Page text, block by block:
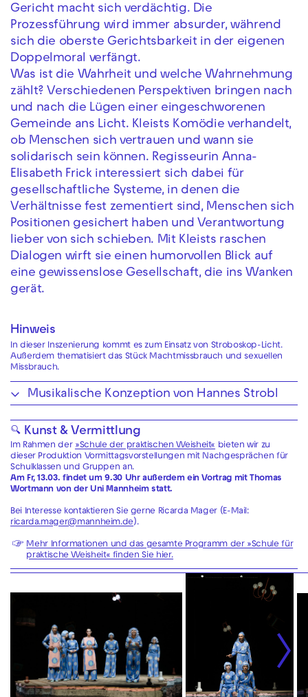
Gericht macht sich verdächtig. Die
Prozessführung wird immer absurder, während
sich die oberste Gerichtsbarkeit in der eigenen
Doppelmoral verfängt.
Was ist die Wahrheit und welche Wahrnehmung
zählt? Verschiedenen Perspektiven bringen nach
und nach die Lügen einer eingeschworenen
Gemeinde ans Licht. Kleists Komödie verhandelt,
ob Menschen sich vertrauen und wann sie
solidarisch sein können. Regisseurin Anna-
Elisabeth Frick interessiert sich dabei für
gesellschaftliche Systeme, in denen die
Verhältnisse fest zementiert sind, Menschen sich
Positionen gesichert haben und Verantwortung
lieber von sich schieben. Mit Kleists raschen
Dialogen wirft sie einen humorvollen Blick auf
eine gewissenslose Gesellschaft, die ins Wanken
gerät.
Hinweis
In dieser Inszenierung kommt es zum Einsatz von Stroboskop-Licht.
Außerdem thematisiert das Stück Machtmissbrauch und sexuellen
Missbrauch.
Musikalische Konzeption von Hannes Strobl
🔍 Kunst & Vermittlung
Im Rahmen der »Schule der praktischen Weisheit« bieten wir zu
dieser Produktion Vormittagsvorstellungen mit Nachgesprächen für
Schulklassen und Gruppen an.
Am Fr, 13.03. findet um 9.30 Uhr außerdem ein Vortrag mit Thomas
Wortmann von der Uni Mannheim statt.
Bei Interesse kontaktieren Sie gerne Ricarda Mager (E-Mail:
ricarda.mager@mannheim.de).
Mehr Informationen und das gesamte Programm der »Schule für
praktische Weisheit« finden Sie hier.